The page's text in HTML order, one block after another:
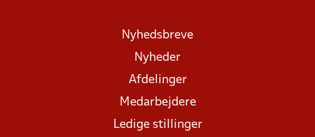
Nyhedsbreve
Nyheder
Afdelinger
Medarbejdere
Ledige stillinger